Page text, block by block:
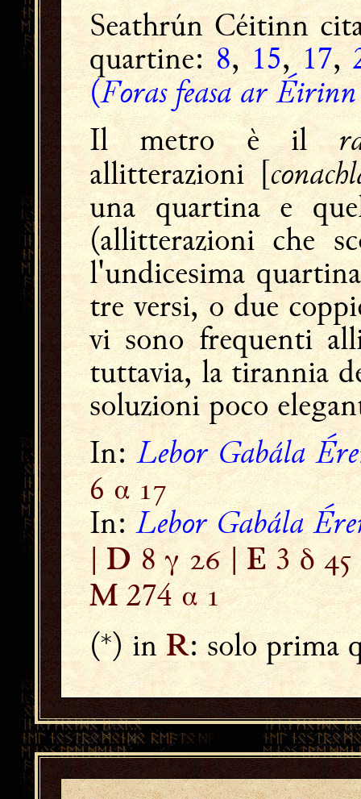
Seathrún Céitinn
quartine:8,15,17,
(Foras feasa ar Éirinn
Il metro è il
allitterazioni [
una quartina e
(allitterazioni che
l'undicesima
tre versi, o due
vi sono frequenti
tuttavia, la tirannia
soluzioni poco
In:Lebor Gabála
6 α
In:Lebor Gabála
|D8 γ  |E3 δ
M274 α 
(*) inR: solo prima